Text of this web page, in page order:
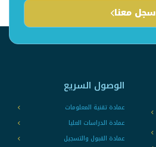
سجل معنا
الوصول السريع
عمادة تقنية المعلومات
عمادة الدراسات العليا
عمادة القبول والتسجيل